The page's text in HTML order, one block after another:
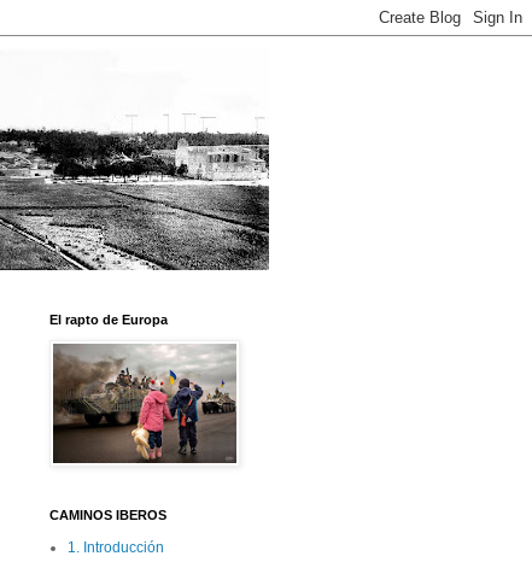
El rapto de Europa
CAMINOS IBEROS
1. Introducción